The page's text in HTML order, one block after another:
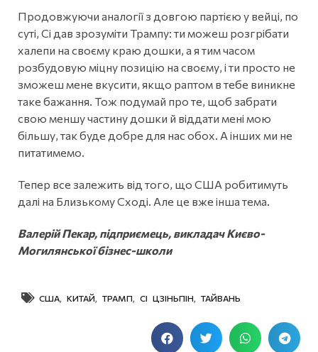
Продовжуючи аналогії з довгою партією у вейці, по
суті, Сі дав зрозуміти Трампу: ти можеш розгрібати
халепи на своєму краю дошки, а я тим часом
розбудовую міцну позицію на своєму, і ти просто не
зможеш мене вкусити, якщо раптом в тебе виникне
таке бажання. Тож подумай про те, щоб забрати
свою меншу частину дошки й віддати мені мою
більшу, так буде добре для нас обох. А інших ми не
питатимемо.
Тепер все залежить від того, що США робитимуть
далі на Близькому Сході. Але це вже інша тема.
Валерій Пекар, підприємець, викладач Києво-
Могилянської бізнес-школи
США КИТАЙ ТРАМП СІ ЦЗІНЬПІН ТАЙВАНЬ